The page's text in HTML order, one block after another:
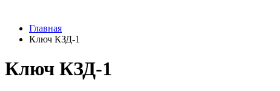
Главная
Ключ КЗД-1
Ключ КЗД-1